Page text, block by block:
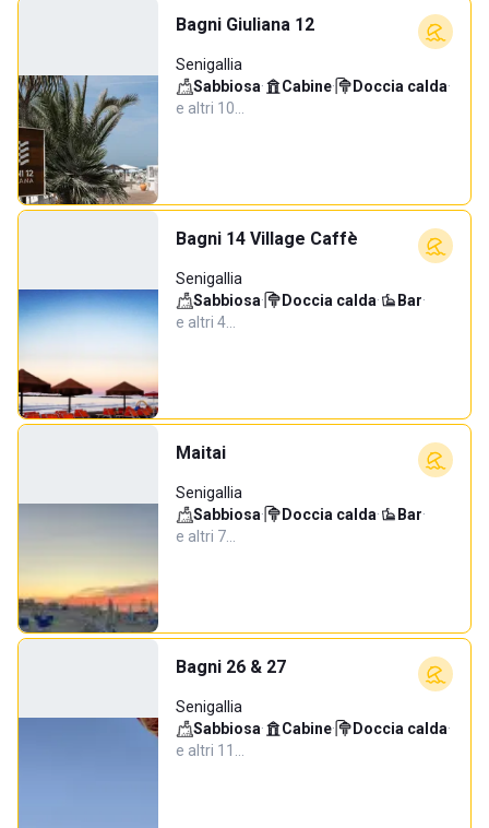
Bagni Giuliana 12
Senigallia
Sabbiosa· Cabine· Doccia calda·
e altri 10…
Bagni 14 Village Caffè
Senigallia
Sabbiosa· Doccia calda· Bar·
e altri 4…
Maitai
Senigallia
Sabbiosa· Doccia calda· Bar·
e altri 7…
Bagni 26 & 27
Senigallia
Sabbiosa· Cabine· Doccia calda·
e altri 11…